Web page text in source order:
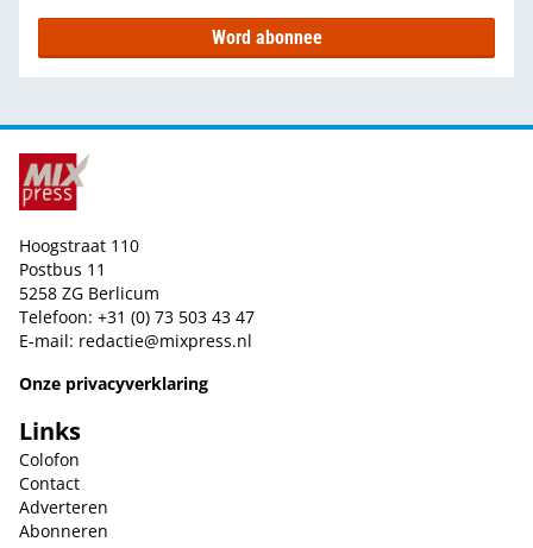
Word abonnee
Hoogstraat 110
Postbus 11
5258 ZG Berlicum
Telefoon: +31 (0) 73 503 43 47
E-mail: redactie@mixpress.nl
Onze privacyverklaring
Links
Colofon
Contact
Adverteren
Abonneren